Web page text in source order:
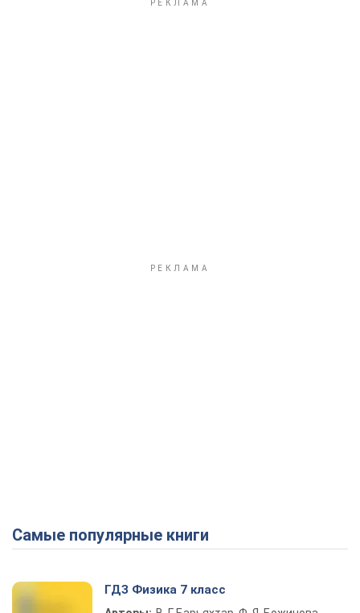
Самые популярные книги
ГДЗ Физика 7 класс